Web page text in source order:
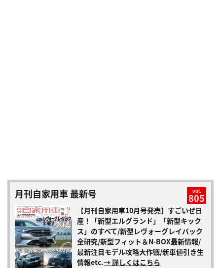
月刊自家用車 最新号 vol.
805
【月刊自家用車10月号発売】すごいぜ日
産！「新型エルグランド」「新型キック
ス」のすべて/新型レヴォーグレイバック
全研究/新型フィット＆N-BOX最新情報/
最新注目モデル攻略大作戦/新車値引き生
情報etc.→ 詳しくはこちら